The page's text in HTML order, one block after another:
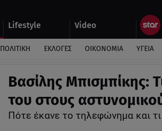
Lifestyle Video
ΠΟΛΙΤΙΚΗ ΕΚΛΟΓΕΣ ΟΙΚΟΝΟΜΙΑ ΥΓΕΙΑ
Βασίλης Μπισμπίκης:
του στους
Πότε έκανε το τηλεφώνημα και